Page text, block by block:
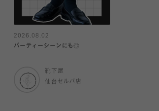
2026.08.02
パーティーシーンにも◎
靴下屋
仙台セルバ店